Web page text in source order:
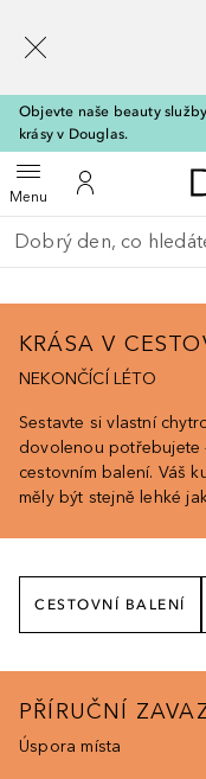
Objevte naše beauty
krásy v Douglas.
MenuOtevřít menuK mému účtu
Vraťte se
Proveďte vyhledávání
KRÁSA V
NEKONČÍCÍ LÉTO
Sestavte si vlastní
dovolenou potřebujete
cestovním balení. Váš
měly být stejně lehké
CESTOVNÍ BALENÍ
PŘÍRUČNÍ
Úspora místa